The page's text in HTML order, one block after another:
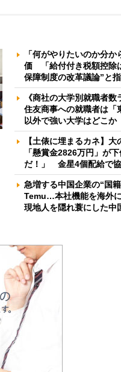
「何がやりたいのか分
価 「給付付き税額控除
保障制度の改革議論”と
《商社の大学別就職者
住友商事への就職者は
以外で強い大学はどこか
【土俵に埋まるカネ】
「懸賞金2826万円」が
だ！」 金星4個配給で
急増する中国企業の“国
Temu…本社機能を海外
現地人を隠れ蓑にした中